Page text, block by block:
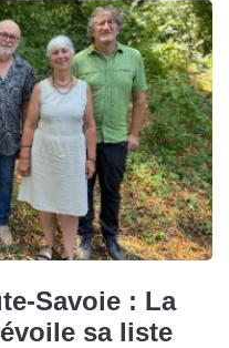
Savoie : La
sa liste